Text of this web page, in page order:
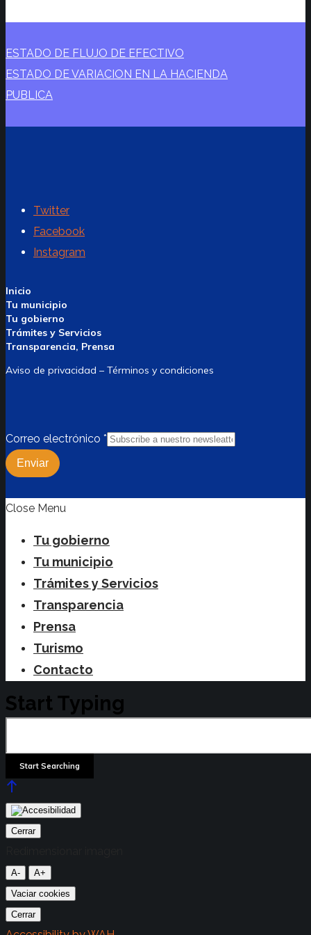
ESTADO DE FLUJO DE EFECTIVO
ESTADO DE VARIACION EN LA HACIENDA
PUBLICA
Twitter
Facebook
Instagram
Inicio
Tu municipio
Tu gobierno
Trámites y Servicios
Transparencia, Prensa
Aviso de privacidad – Términos y condiciones
Correo electrónico *
Enviar
Close Menu
Tu gobierno
Tu municipio
Trámites y Servicios
Transparencia
Prensa
Turismo
Contacto
Start Typing
Cerrar
A-
A+
Vaciar cookies
Cerrar